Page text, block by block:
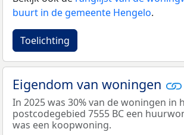
buurt in de gemeente Hengelo.
Toelichting
Eigendom van woningen
In 2025 was 30% van de woningen in
postcodegebied 7555 BC een
was een koopwoning.